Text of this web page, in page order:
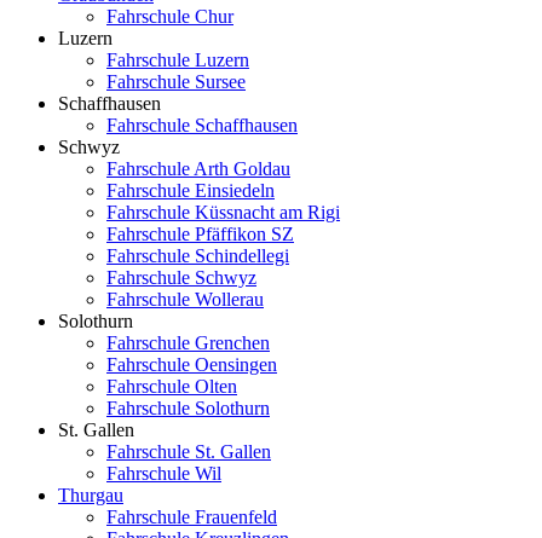
Fahrschule Chur
Luzern
Fahrschule Luzern
Fahrschule Sursee
Schaffhausen
Fahrschule Schaffhausen
Schwyz
Fahrschule Arth Goldau
Fahrschule Einsiedeln
Fahrschule Küssnacht am Rigi
Fahrschule Pfäffikon SZ
Fahrschule Schindellegi
Fahrschule Schwyz
Fahrschule Wollerau
Solothurn
Fahrschule Grenchen
Fahrschule Oensingen
Fahrschule Olten
Fahrschule Solothurn
St. Gallen
Fahrschule St. Gallen
Fahrschule Wil
Thurgau
Fahrschule Frauenfeld